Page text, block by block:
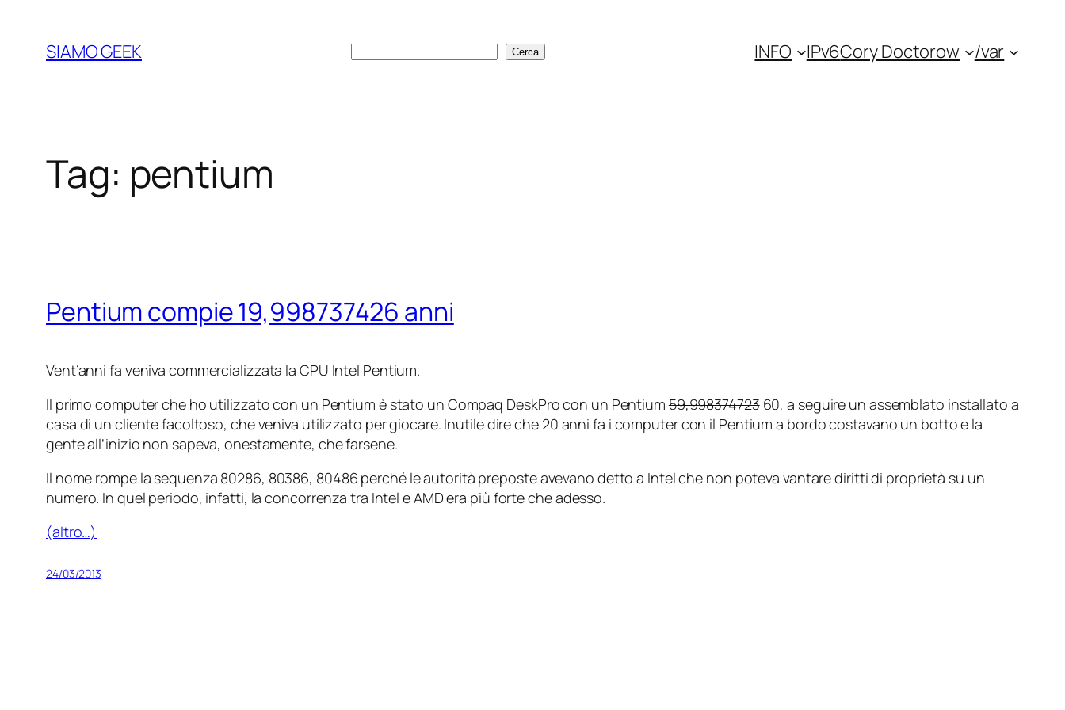
contenuto
SIAMO GEEK Cerca Cerca INFO IPv6Cory Doctorow /var
Tag: pentium
Pentium compie 19,998737426 anni
Vent’anni fa veniva commercializzata la CPU Intel Pentium.
Il primo computer che ho utilizzato con un Pentium è stato un Compaq DeskPro con un Pentium59,99837472360, a seguire un assemblato installato a
casa di un cliente facoltoso, che veniva utilizzato per giocare. Inutile dire che 20 anni fa i computer con il Pentium a bordo costavano un botto e la
gente all’inizio non sapeva, onestamente, che farsene.
Il nome rompe la sequenza 80286, 80386, 80486 perché le autorità preposte avevano detto a Intel che non poteva vantare diritti di proprietà su un
numero. In quel periodo, infatti, la concorrenza tra Intel e AMD era più forte che adesso.
(altro…)
24/03/2013